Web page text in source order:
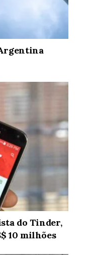
do Tinder,
10 milhões